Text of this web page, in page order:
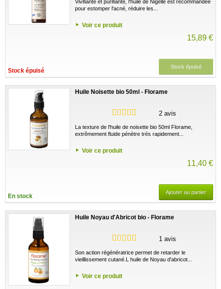
Vivifiante et purifiante, l'huile de Nigelle est recommandée
pour estomper l'acné, réduire les...
Voir ce produit
15,89 €
Stock épuisé
Stock épuisé
Huile Noisette bio 50ml - Florame
2 avis
La texture de l'huile de noisette bio 50ml Florame,
extrêmement fluide pénètre très rapidement...
Voir ce produit
11,40 €
En stock
Ajouter au panier
Huile Noyau d'Abricot bio - Florame
1 avis
Son action régénératrice permet de retarder le
vieillissement cutané.L huile de Noyau d'abricot...
Voir ce produit